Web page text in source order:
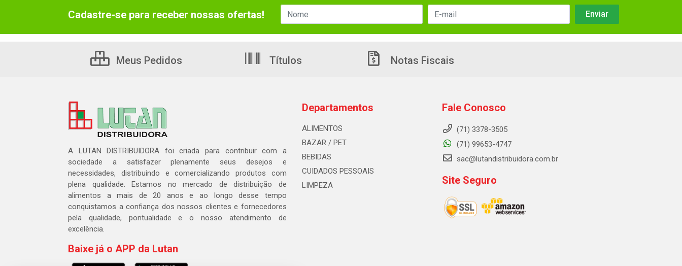
Cadastre-se para receber nossas ofertas!
Meus Pedidos Títulos Notas Fiscais
A LUTAN DISTRIBUIDORA foi criada para contribuir com a
sociedade a satisfazer plenamente seus desejos e
necessidades, distribuindo e comercializando produtos com
plena qualidade. Estamos no mercado de distribuição de
alimentos a mais de 20 anos e ao longo desse tempo
conquistamos a confiança dos nossos clientes e fornecedores
pela qualidade, pontualidade e o nosso atendimento de
excelência.
Baixe já o APP da Lutan
Departamentos
ALIMENTOS
BAZAR / PET
BEBIDAS
CUIDADOS PESSOAIS
LIMPEZA
Fale Conosco
(71) 3378-3505
(71) 99653-4747
sac@lutandistribuidora.com.br
Site Seguro